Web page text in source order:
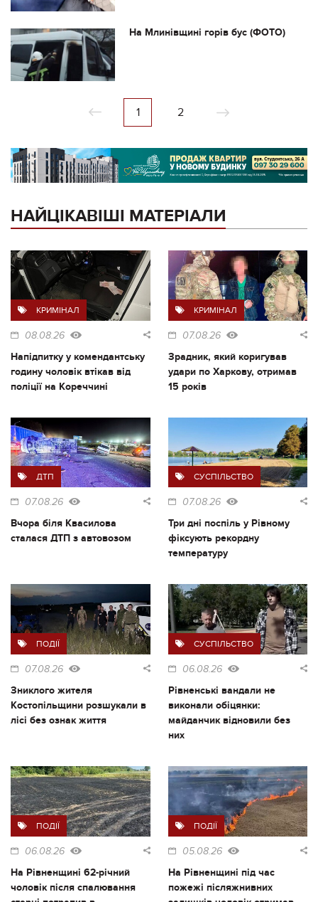
На Млинівщині горів бус (ФОТО)
1 2
НАЙЦІКАВІШІ МАТЕРІАЛИ
КРИМІНАЛ
08.08.26
Напідпитку у комендантську
годину чоловік втікав від
поліції на Кореччині
КРИМІНАЛ
07.08.26
Зрадник, який коригував
удари по Харкову, отримав
15 років
ДТП
07.08.26
Вчора біля Квасилова
сталася ДТП з автовозом
СУСПІЛЬСТВО
07.08.26
Три дні поспіль у Рівному
фіксують рекордну
температуру
ПОДІЇ
07.08.26
Зниклого жителя
Костопільщини розшукали в
лісі без ознак життя
СУСПІЛЬСТВО
06.08.26
Рівненські вандали не
виконали обіцянки:
майданчик відновили без
них
ПОДІЇ
06.08.26
На Рівненщині 62-річний
чоловік після спалювання
ПОДІЇ
05.08.26
На Рівненщині під час
пожежі післяжнивних